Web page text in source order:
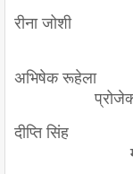
रीना जोशी
अपर
अभिषेक रूहेला
प्रोजेक्ट
दीप्ति सिंह